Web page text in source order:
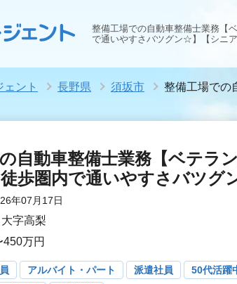
整備工場での自動車整備士業務【
で通いやすさバツグン☆】【シニア
ント 長野県 須坂市 整備工場での
自動車整備士業務【ベテラ
歩圏内で通いやすさバツグ
年07月17日
大字高梨
万円
アルバイト・パート 派遣社員 50代活躍